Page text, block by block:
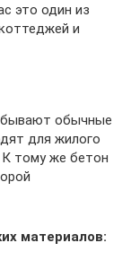
это один из
и
бывают обычные
для жилого
К тому же бетон
материалов: